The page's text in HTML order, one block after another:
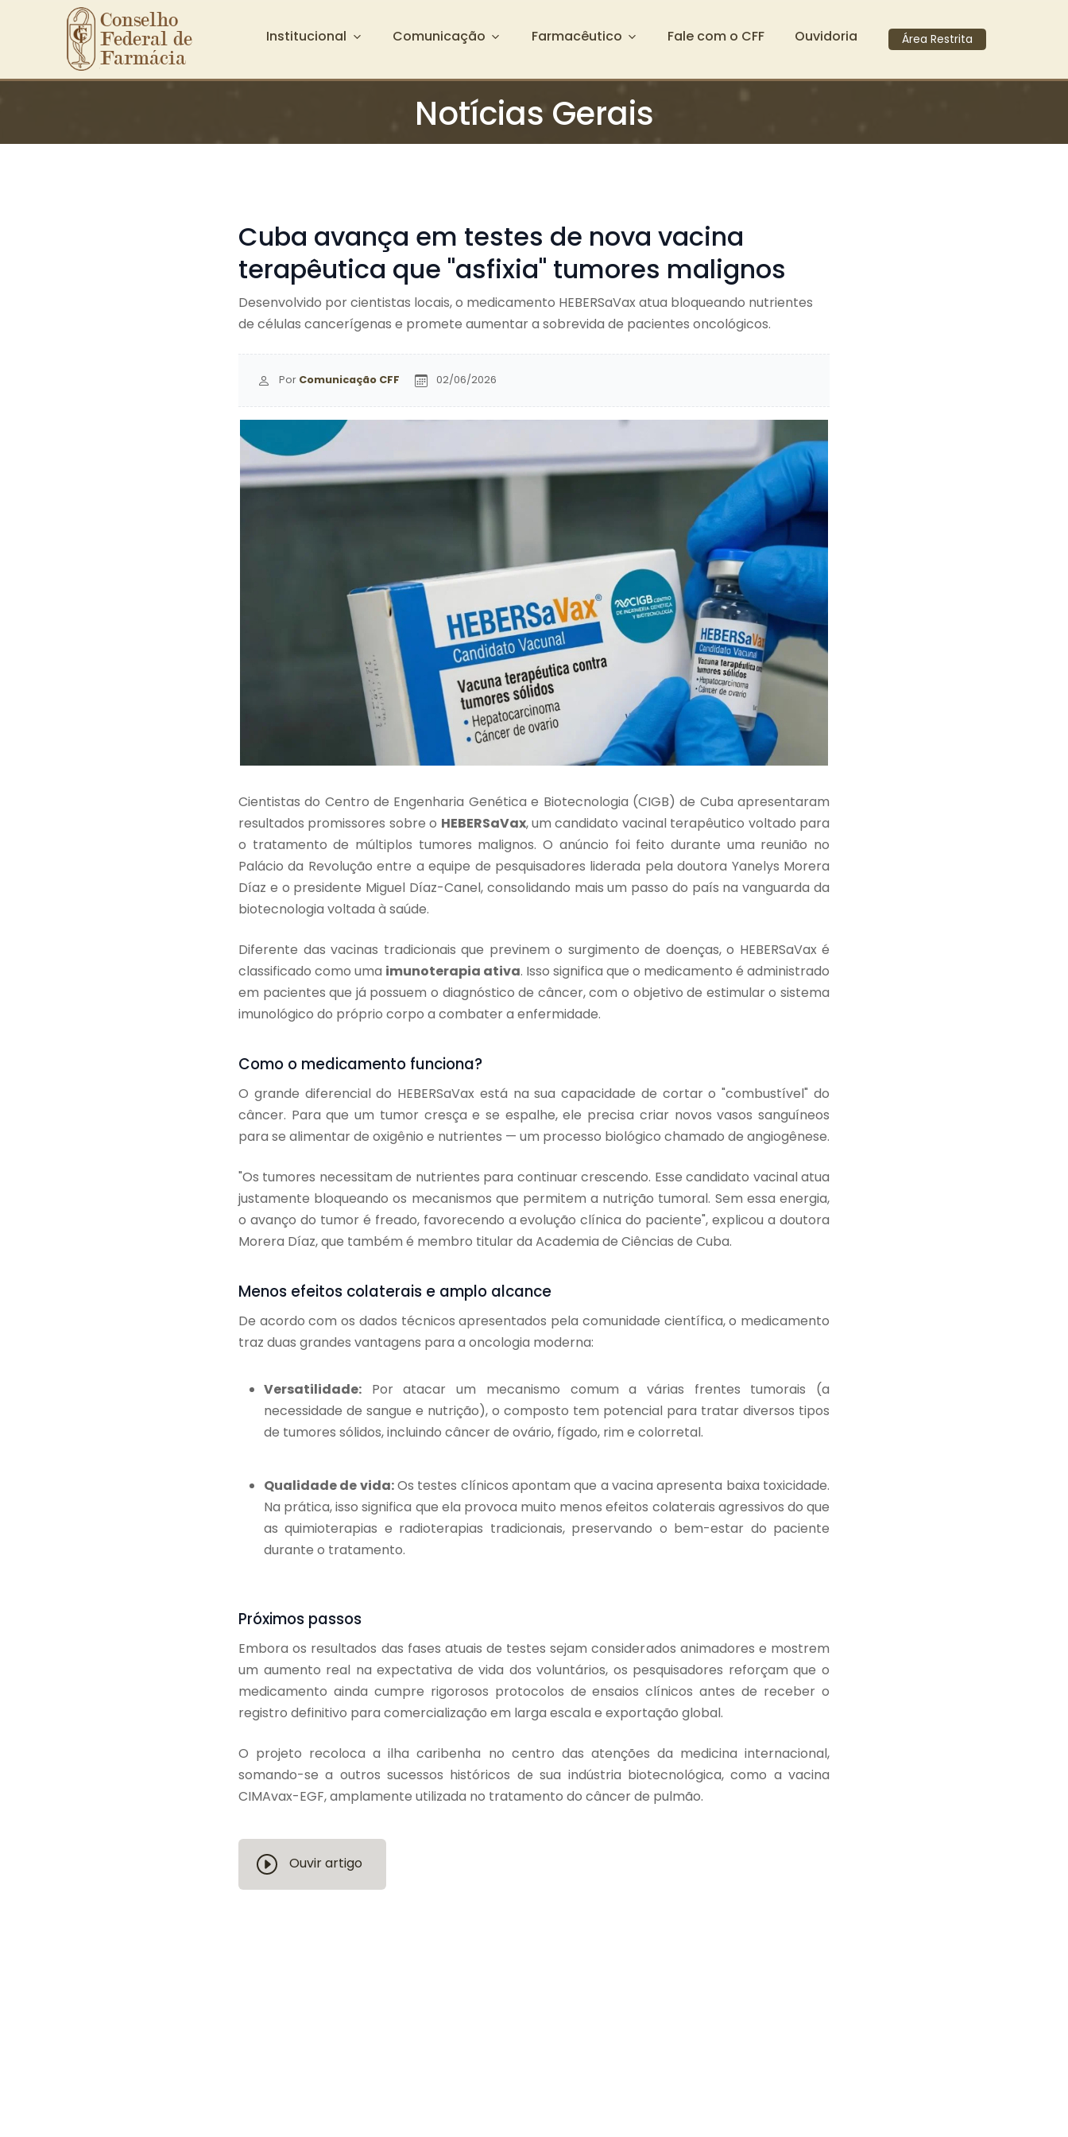
Ir para o conteúdo principal
Conselho
Federal de
Farmácia
Institucional Comunicação Farmacêutico Fale com o CFF Ouvidoria Área Restrita
Notícias Gerais
Cuba avança em testes de nova vacina
terapêutica que "asfixia" tumores malignos
Desenvolvido por cientistas locais, o medicamento HEBERSaVax atua bloqueando nutrientes
de células cancerígenas e promete aumentar a sobrevida de pacientes oncológicos.
Por Comunicação CFF 02/06/2026
Cientistas do Centro de Engenharia Genética e Biotecnologia (CIGB) de Cuba apresentaram
resultados promissores sobre o HEBERSaVax, um candidato vacinal terapêutico voltado para
o tratamento de múltiplos tumores malignos. O anúncio foi feito durante uma reunião no
Palácio da Revolução entre a equipe de pesquisadores liderada pela doutora Yanelys Morera
Díaz e o presidente Miguel Díaz-Canel, consolidando mais um passo do país na vanguarda da
biotecnologia voltada à saúde.
Diferente das vacinas tradicionais que previnem o surgimento de doenças, o HEBERSaVax é
classificado como uma imunoterapia ativa. Isso significa que o medicamento é administrado
em pacientes que já possuem o diagnóstico de câncer, com o objetivo de estimular o sistema
imunológico do próprio corpo a combater a enfermidade.
Como o medicamento funciona?
O grande diferencial do HEBERSaVax está na sua capacidade de cortar o "combustível" do
câncer. Para que um tumor cresça e se espalhe, ele precisa criar novos vasos sanguíneos
para se alimentar de oxigênio e nutrientes — um processo biológico chamado de angiogênese.
"Os tumores necessitam de nutrientes para continuar crescendo. Esse candidato vacinal atua
justamente bloqueando os mecanismos que permitem a nutrição tumoral. Sem essa energia,
o avanço do tumor é freado, favorecendo a evolução clínica do paciente", explicou a doutora
Morera Díaz, que também é membro titular da Academia de Ciências de Cuba.
Menos efeitos colaterais e amplo alcance
De acordo com os dados técnicos apresentados pela comunidade científica, o medicamento
traz duas grandes vantagens para a oncologia moderna:
Versatilidade: Por atacar um mecanismo comum a várias frentes tumorais (a
necessidade de sangue e nutrição), o composto tem potencial para tratar diversos tipos
de tumores sólidos, incluindo câncer de ovário, fígado, rim e colorretal.
Qualidade de vida:Os testes clínicos apontam que a vacina apresenta baixa toxicidade.
Na prática, isso significa que ela provoca muito menos efeitos colaterais agressivos do que
as quimioterapias e radioterapias tradicionais, preservando o bem-estar do paciente
durante o tratamento.
Próximos passos
Embora os resultados das fases atuais de testes sejam considerados animadores e mostrem
um aumento real na expectativa de vida dos voluntários, os pesquisadores reforçam que o
medicamento ainda cumpre rigorosos protocolos de ensaios clínicos antes de receber o
registro definitivo para comercialização em larga escala e exportação global.
O projeto recoloca a ilha caribenha no centro das atenções da medicina internacional,
somando-se a outros sucessos históricos de sua indústria biotecnológica, como a vacina
CIMAvax-EGF, amplamente utilizada no tratamento do câncer de pulmão.
Ouvir artigo